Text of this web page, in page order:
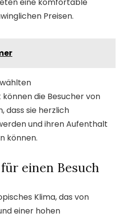
Preisen.
die Besucher von
dass sie herzlich
und ihren Aufenthalt
können.
einen Besuch
Klima, das von
einer hohen